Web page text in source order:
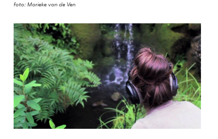
foto: Marieke van de Ven